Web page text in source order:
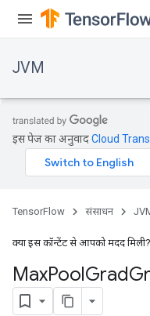
JVM
इस पेज का अनुवादCloud
TensorFlow संसाधन
क्या इस कॉन्टेंट से आपको मदद मिली?
MaxPoolGrad